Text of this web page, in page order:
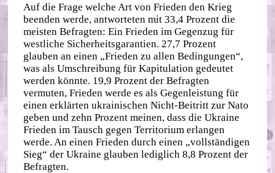
Auf die Frage welche Art von Frieden den Krieg
beenden werde, antworteten mit 33,4 Prozent die
meisten Befragten: Ein Frieden im Gegenzug für
westliche Sicherheitsgarantien. 27,7 Prozent
glauben an einen „Frieden zu allen Bedingungen“,
was als Umschreibung für Kapitulation gedeutet
werden könnte. 19,9 Prozent der Befragten
vermuten, Frieden werde es als Gegenleistung für
einen erklärten ukrainischen Nicht-Beitritt zur Nato
geben und zehn Prozent meinen, dass die Ukraine
Frieden im Tausch gegen Territorium erlangen
werde. An einen Frieden durch einen „vollständigen
Sieg“ der Ukraine glauben lediglich 8,8 Prozent der
Befragten.